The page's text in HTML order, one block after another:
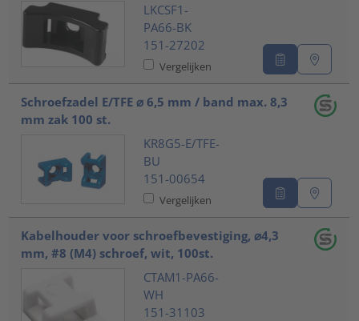
LKCSF1-
PA66-BK
151-27202
Vergelijken
Schroefzadel E/TFE ⌀ 6,5 mm / band max. 8,3
mm zak 100 st.
KR8G5-E/TFE-
BU
151-00654
Vergelijken
Kabelhouder voor schroefbevestiging, ⌀4,3
mm, #8 (M4) schroef, wit, 100st.
CTAM1-PA66-
WH
151-31103